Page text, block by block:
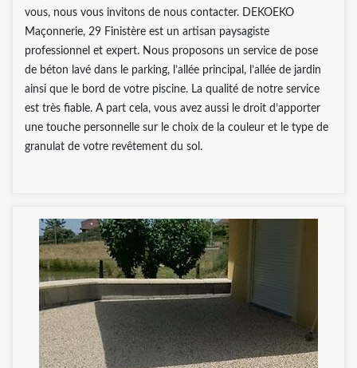
vous, nous vous invitons de nous contacter. DEKOEKO
Maçonnerie, 29 Finistère est un artisan paysagiste
professionnel et expert. Nous proposons un service de pose
de béton lavé dans le parking, l’allée principal, l’allée de jardin
ainsi que le bord de votre piscine. La qualité de notre service
est très fiable. A part cela, vous avez aussi le droit d’apporter
une touche personnelle sur le choix de la couleur et le type de
granulat de votre revêtement du sol.